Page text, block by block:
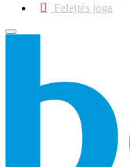
Felejtés joga